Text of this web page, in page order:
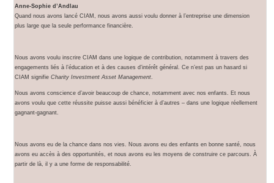
Anne-Sophie d’Andlau
Quand nous avons lancé CIAM, nous avons aussi voulu donner à l’entreprise une dimension
plus large que la seule performance financière.
Nous avons voulu inscrire CIAM dans une logique de contribution, notamment à travers des
engagements liés à l’éducation et à des causes d’intérêt général. Ce n’est pas un hasard si
CIAM signifie Charity Investment Asset Management.
Nous avons conscience d’avoir beaucoup de chance, notamment avec nos enfants. Et nous
avons voulu que cette réussite puisse aussi bénéficier à d’autres – dans une logique réellement
gagnant-gagnant.
Nous avons eu de la chance dans nos vies. Nous avons eu des enfants en bonne santé, nous
avons eu accès à des opportunités, et nous avons eu les moyens de construire ce parcours. À
partir de là, il y a une forme de responsabilité.